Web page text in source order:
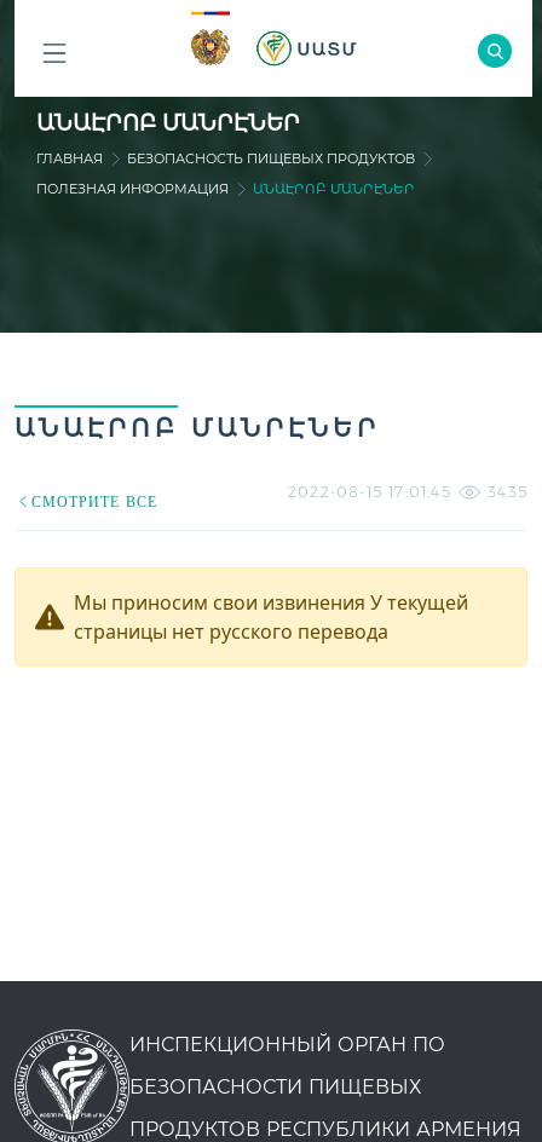
ԲՈԼՈՐ
ԲԱԺԻՆՆԵՐԸ
ԱՆԱԷՐՈԲ ՄԱՆՐԷՆԵՐ
ГЛАВНАЯ
БЕЗОПАСНОСТЬ ПИЩЕВЫХ ПРОДУКТОВ
ПОЛЕЗНАЯ ИНФОРМАЦИЯ
ԱՆԱԷՐՈԲ ՄԱՆՐԷՆԵՐ
ԱՆԱԷՐՈԲ ՄԱՆՐԷՆԵՐ
СМОТРИТЕ ВСЕ
2022-08-15 17:01:45 3435
Мы приносим свои извинения У текущей
страницы нет русского перевода
ИНСПЕКЦИОННЫЙ ОРГАН ПО
БЕЗОПАСНОСТИ ПИЩЕВЫХ
ПРОДУКТОВ РЕСПУБЛИКИ АРМЕНИЯ